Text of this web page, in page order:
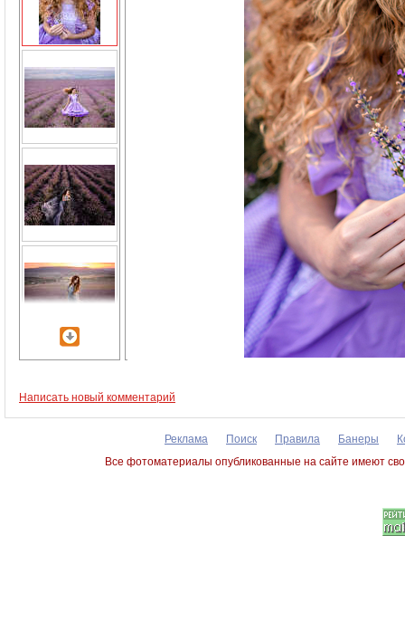
Написать новый комментарий
Реклама Поиск Правила Банеры
Все фотоматериалы опубликованные на сайте имеют